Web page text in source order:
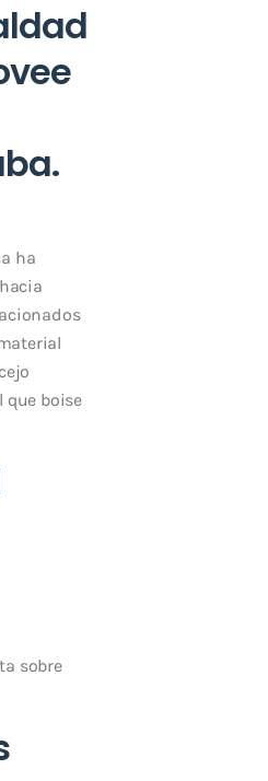
ha
que boise
sobre